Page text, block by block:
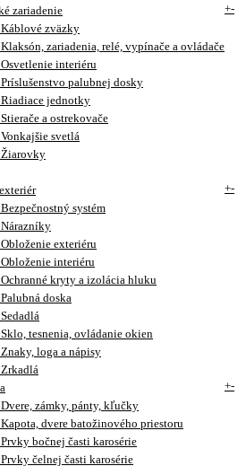
zariadenie
+-
Káblové zväzky
Klaksón, zariadenia, relé, vypínače a ovládače
Osvetlenie interiéru
Príslušenstvo palubnej dosky
Riadiace jednotky
Stierače a ostrekovače
Vonkajšie svetlá
Žiarovky
+-
Bezpečnostný systém
Nárazníky
Obloženie exteriéru
Obloženie interiéru
Ochranné kryty a izolácia hluku
Palubná doska
Sedadlá
Sklo, tesnenia, ovládanie okien
Znaky, loga a nápisy
Zrkadlá
+-
Dvere, zámky, pánty, kľučky
Kapota, dvere batožinového priestoru
Prvky bočnej časti karosérie
Prvky čelnej časti karosérie